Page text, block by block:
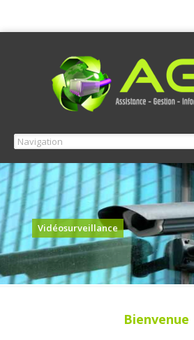
Vidéosurveillance
Bienvenue